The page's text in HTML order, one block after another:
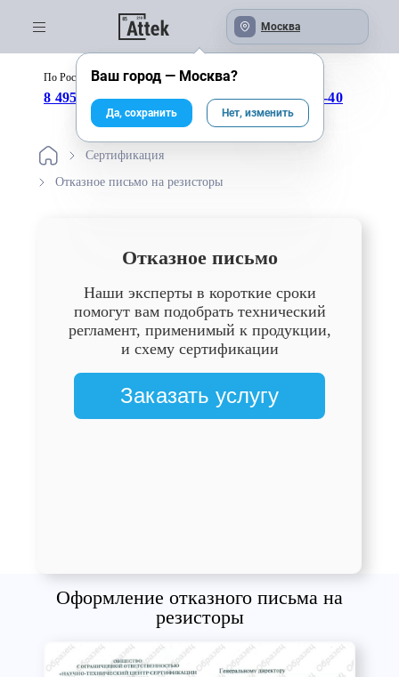
Москва
По России бесплатно:
8 495 246-04-43 8 800 333-25-40
Сертификация
Отказное письмо на резисторы
Отказное письмо
Наши эксперты в короткие сроки
помогут вам подобрать технический
регламент, применимый к продукции,
и схему сертификации
Заказать услугу
Оформление отказного письма на
резисторы
Ваш город — Москва?
Да, сохранить Нет, изменить